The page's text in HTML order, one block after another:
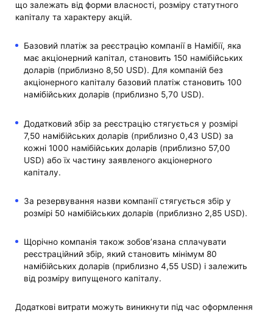
що залежать від форми власності, розміру статутного
капіталу та характеру акцій.
Базовий платіж за реєстрацію компанії в Намібії, яка
має акціонерний капітал, становить 150 намібійських
доларів (приблизно 8,50 USD). Для компаній без
акціонерного капіталу базовий платіж становить 100
намібійських доларів (приблизно 5,70 USD).
Додатковий збір за реєстрацію стягується у розмірі
7,50 намібійських доларів (приблизно 0,43 USD) за
кожні 1000 намібійських доларів (приблизно 57,00
USD) або їх частину заявленого акціонерного
капіталу.
За резервування назви компанії стягується збір у
розмірі 50 намібійських доларів (приблизно 2,85 USD).
Щорічно компанія також зобов’язана сплачувати
реєстраційний збір, який становить мінімум 80
намібійських доларів (приблизно 4,55 USD) і залежить
від розміру випущеного капіталу.
Додаткові витрати можуть виникнути під час оформлення